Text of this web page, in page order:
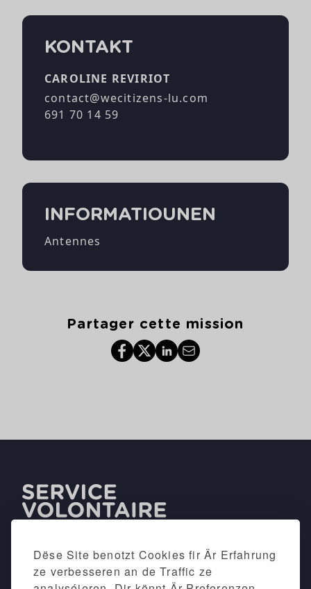
Dëse Site benotzt Cookies fir Är Erfahrung
ze verbesseren an de Traffic ze
KONTAKT
CAROLINE REVIRIOT
contact@wecitizens-lu.com
691 70 14 59
INFORMATIOUNEN
Antennes
Partager cette mission